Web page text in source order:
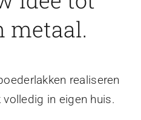
metaal.
realiseren
in eigen huis.